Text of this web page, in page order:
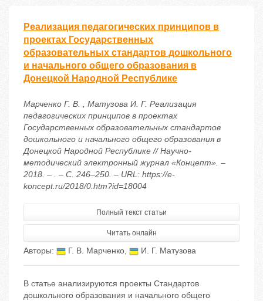
Реализация педагогических принципов в
проектах Государственных
образовательных стандартов дошкольного
и начального общего образования в
Донецкой Народной Республике
Марченко Г. В. , Матузова И. Г. Реализация
педагогических принципов в проектах
Государственных образовательных стандартов
дошкольного и начального общего образования в
Донецкой Народной Республике // Научно-
методический электронный журнал «Концепт». –
2018. – . – С. 246–250. – URL: https://e-
koncept.ru/2018/0.htm?id=18004
Полный текст статьи
Читать онлайн
Авторы: Г. В. Марченко, И. Г. Матузова
В статье анализируются проекты Стандартов
дошкольного образования и начального общего